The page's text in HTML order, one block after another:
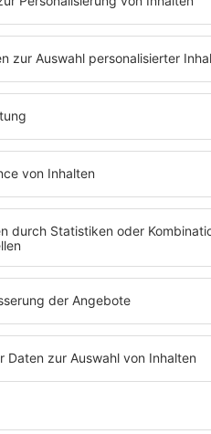
Act of
Block & S-
Damage,
Sickmode,
Terminal
2 Engel &
Tim, Blvck
Lee,
Justin
Dee, Noel